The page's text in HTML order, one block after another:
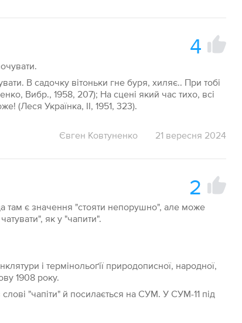
4
В садочку вітоньки гне буря, хиляє.. При тобі
Вибр., 1958, 207); На сцені який час тихо, всі
(Леся Українка, II, 1951, 323).
Євген Ковтуненко 21 вересня 2024
2
там є значення "стояти непорушно", але може
як у "чапити".
і термінольоґії природописної, народної,
1908 року.
"чапіти" й посилається на СУМ. У СУМ-11 під